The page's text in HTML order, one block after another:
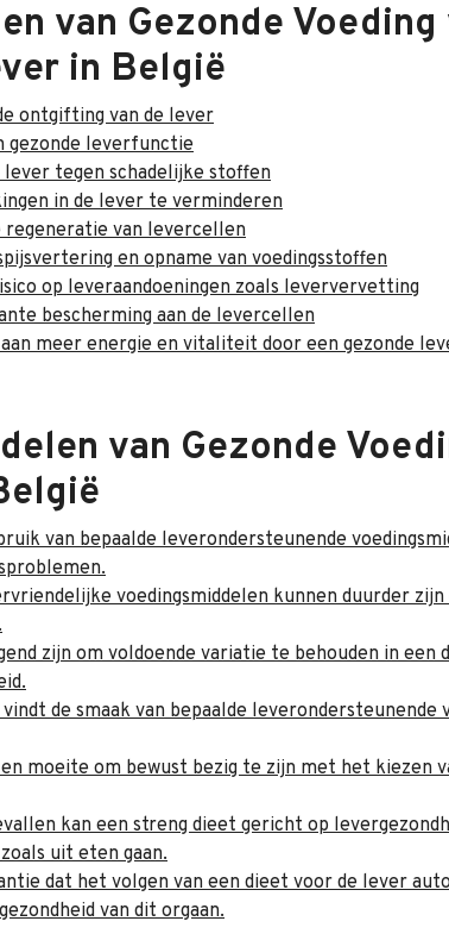
van Gezonde
in België
ontgifting van de lever
gezonde leverfunctie
tegen schadelijke stoffen
in de lever te verminderen
van levercellen
en opname van voedingsstoffen
op leveraandoeningen zoals leververvetting
bescherming aan de levercellen
meer energie en vitaliteit door een gezonde
van Gezonde
van bepaalde leverondersteunende
voedingsmiddelen kunnen duurder zijn
zijn om voldoende variatie te behouden in een
de smaak van bepaalde leverondersteunende
moeite om bewust bezig te zijn met het kiezen
kan een streng dieet gericht op
uit eten gaan.
dat het volgen van een dieet voor de lever
van dit orgaan.